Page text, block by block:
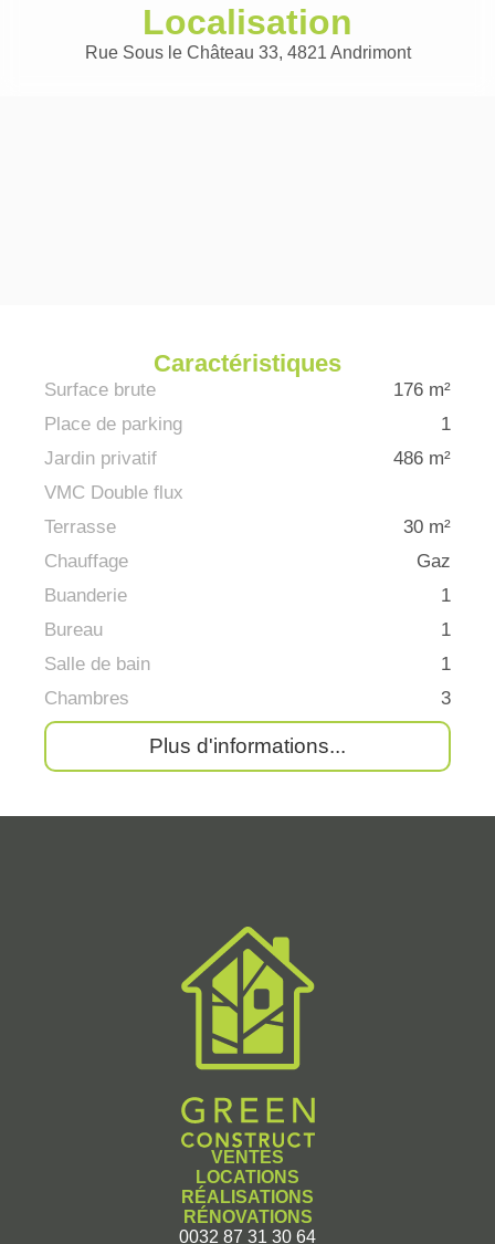
Localisation
Rue Sous le Château 33, 4821 Andrimont
Caractéristiques
Surface brute
176 m²
Place de parking
1
Jardin privatif
486 m²
VMC Double flux
Terrasse
30 m²
Chauffage
Gaz
Buanderie
1
Bureau
1
Salle de bain
1
Chambres
3
Plus d'informations...
VENTES
LOCATIONS
RÉALISATIONS
RÉNOVATIONS
0032 87 31 30 64